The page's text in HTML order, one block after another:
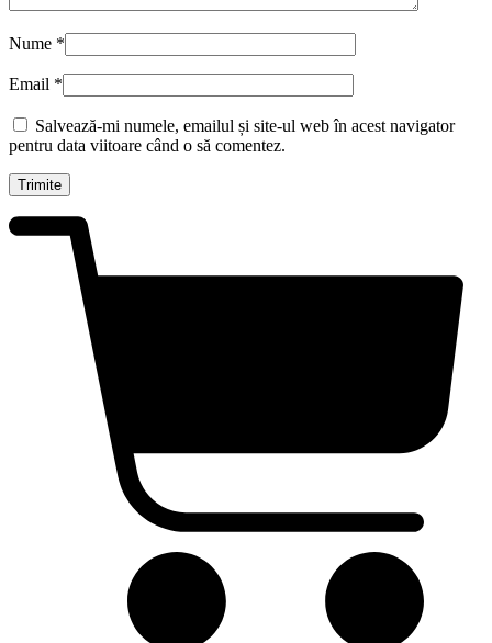
Nume *
Email *
Salvează-mi numele, emailul și site-ul web în acest navigator
pentru data viitoare când o să comentez.